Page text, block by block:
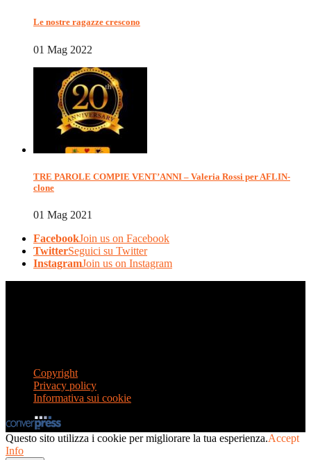
Le nostre ragazze crescono
01 Mag 2022
TRE PAROLE COMPIE VENT’ANNI – Valeria Rossi per AFLIN-
clone
01 Mag 2021
FacebookJoin us on Facebook
TwitterSeguici su Twitter
InstagramJoin us on Instagram
Copyright
Privacy policy
Informativa sui cookie
Questo sito utilizza i cookie per migliorare la tua esperienza.Accept
Info